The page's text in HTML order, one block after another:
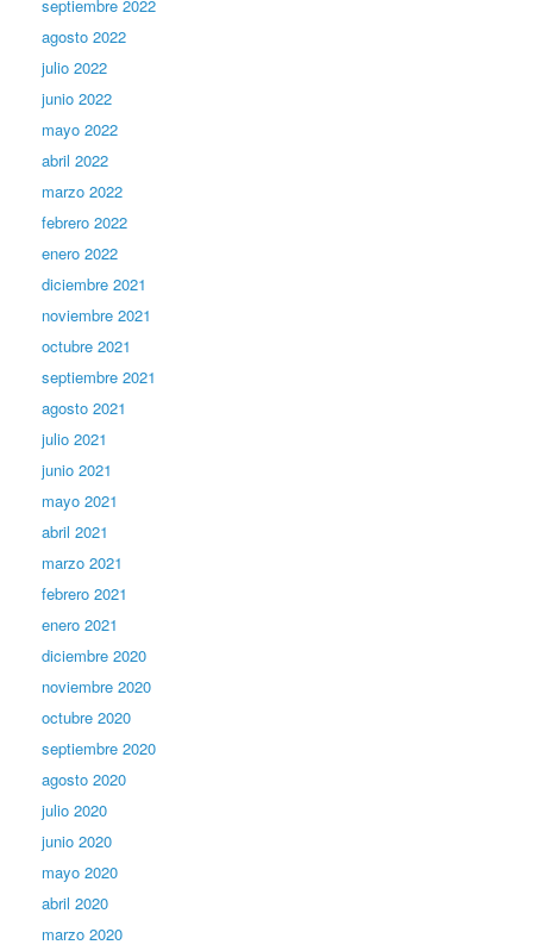
septiembre 2022
agosto 2022
julio 2022
junio 2022
mayo 2022
abril 2022
marzo 2022
febrero 2022
enero 2022
diciembre 2021
noviembre 2021
octubre 2021
septiembre 2021
agosto 2021
julio 2021
junio 2021
mayo 2021
abril 2021
marzo 2021
febrero 2021
enero 2021
diciembre 2020
noviembre 2020
octubre 2020
septiembre 2020
agosto 2020
julio 2020
junio 2020
mayo 2020
abril 2020
marzo 2020